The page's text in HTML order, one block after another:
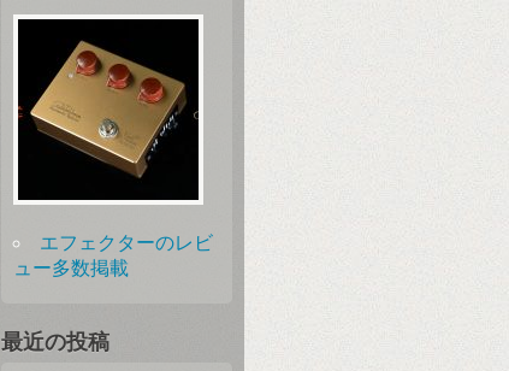
エフェクターのレビ
ュー多数掲載
最近の投稿